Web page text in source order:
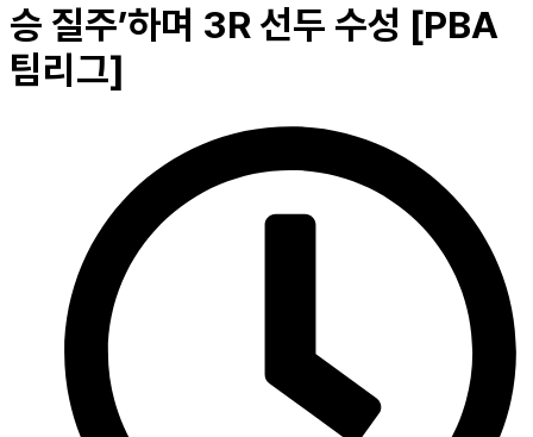
승 질주’하며 3R 선두 수성 [PBA
팀리그]